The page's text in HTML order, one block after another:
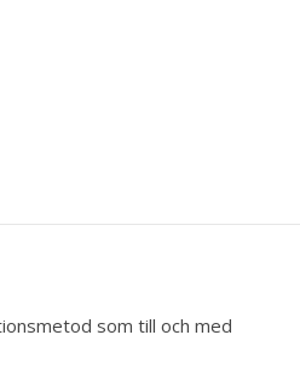
som till och med